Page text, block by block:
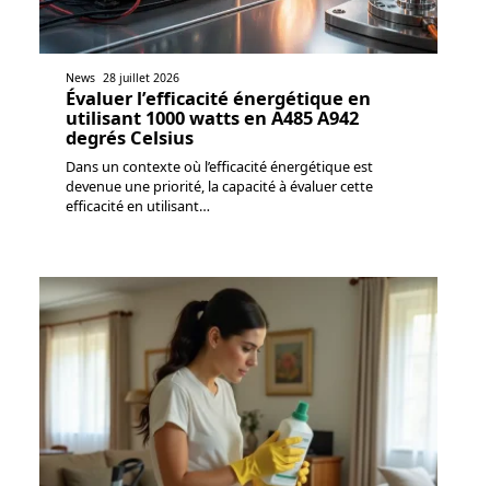
News 28 juillet 2026
Évaluer l’efficacité énergétique en
utilisant 1000 watts en A485 A942
degrés Celsius
Dans un contexte où l’efficacité énergétique est
devenue une priorité, la capacité à évaluer cette
efficacité en utilisant…